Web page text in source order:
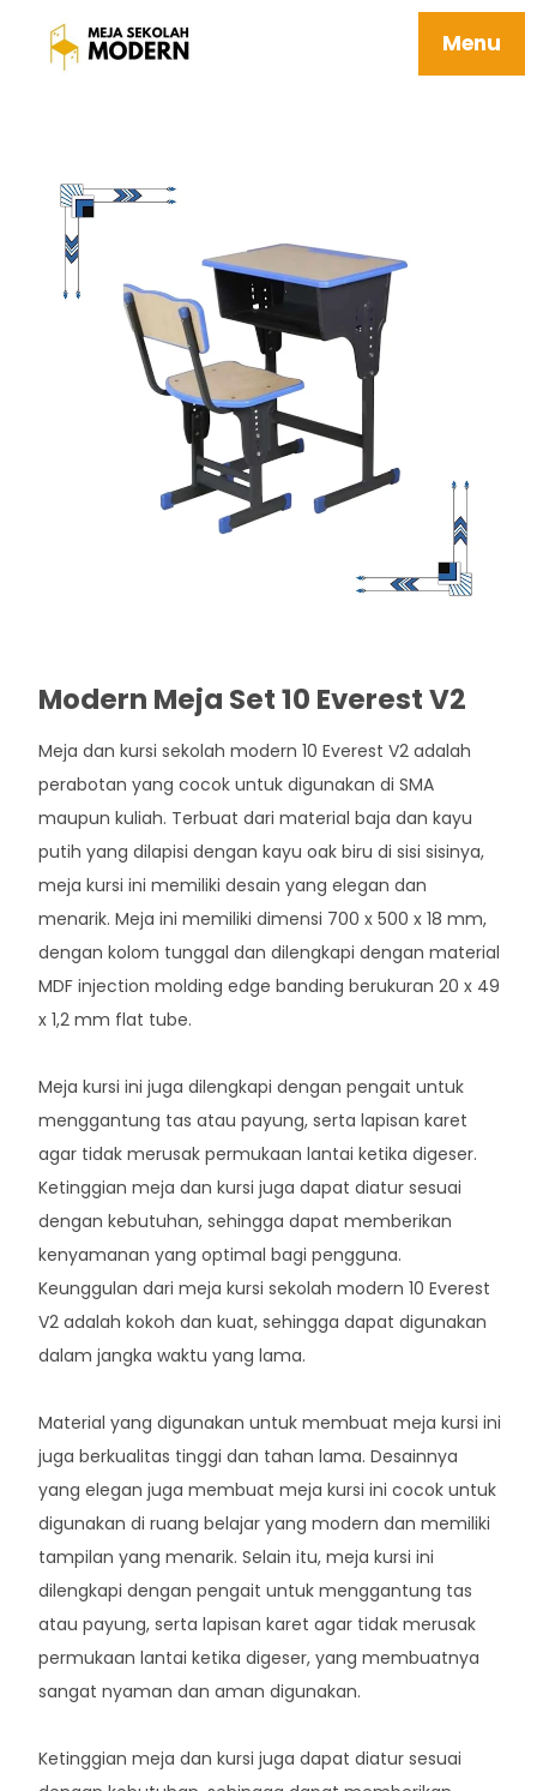
Menu
Meja Kursi Sekolah Bangku Besi Awet
Mudah Dipasang Perawatan Tersedia
Ukuran Sd Smp Sma 10 Everest V2
Modern Meja Set 10 Everest V2
Meja dan kursi sekolah modern 10 Everest V2 adalah
perabotan yang cocok untuk digunakan di SMA
maupun kuliah. Terbuat dari material baja dan kayu
putih yang dilapisi dengan kayu oak biru di sisi sisinya,
meja kursi ini memiliki desain yang elegan dan
menarik. Meja ini memiliki dimensi 700 x 500 x 18 mm,
dengan kolom tunggal dan dilengkapi dengan material
MDF injection molding edge banding berukuran 20 x 49
x 1,2 mm flat tube.
Meja kursi ini juga dilengkapi dengan pengait untuk
menggantung tas atau payung, serta lapisan karet
agar tidak merusak permukaan lantai ketika digeser.
Ketinggian meja dan kursi juga dapat diatur sesuai
dengan kebutuhan, sehingga dapat memberikan
kenyamanan yang optimal bagi pengguna.
Keunggulan dari meja kursi sekolah modern 10 Everest
V2 adalah kokoh dan kuat, sehingga dapat digunakan
dalam jangka waktu yang lama.
Material yang digunakan untuk membuat meja kursi ini
juga berkualitas tinggi dan tahan lama. Desainnya
yang elegan juga membuat meja kursi ini cocok untuk
digunakan di ruang belajar yang modern dan memiliki
tampilan yang menarik. Selain itu, meja kursi ini
dilengkapi dengan pengait untuk menggantung tas
atau payung, serta lapisan karet agar tidak merusak
permukaan lantai ketika digeser, yang membuatnya
sangat nyaman dan aman digunakan.
Ketinggian meja dan kursi juga dapat diatur sesuai